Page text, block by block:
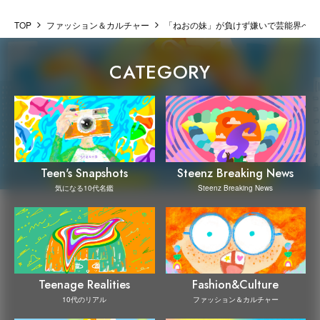
TOP ファッション＆カルチャー 「ねおの妹」が負けず嫌いで芸能界へ
CATEGORY
Teen's Snapshots
気になる10代名鑑
Steenz Breaking News
Steenz Breaking News
Teenage Realities
10代のリアル
Fashion&Culture
ファッション＆カルチャー